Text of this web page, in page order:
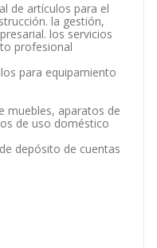
de artículos para el
la gestión,
los servicios
profesional
para equipamiento
muebles, aparatos de
de uso doméstico
depósito de cuentas